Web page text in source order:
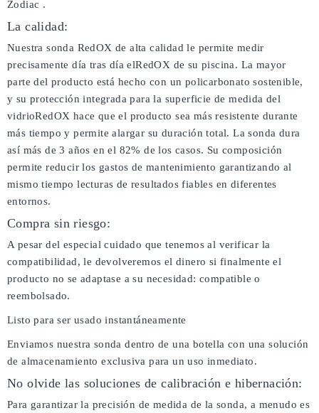
Zodiac .
La calidad:
Nuestra sonda RedOX de alta calidad le permite medir
precisamente día tras día elRedOX de su piscina. La mayor
parte del producto está hecho con un policarbonato sostenible,
y su protección integrada para la superficie de medida del
vidrioRedOX hace que el producto sea más resistente durante
más tiempo y permite alargar su duración total. La sonda dura
así más de 3 años en el 82% de los casos. Su composición
permite reducir los gastos de mantenimiento garantizando al
mismo tiempo lecturas de resultados fiables en diferentes
entornos.
Compra sin riesgo:
A pesar del especial cuidado que tenemos al verificar la
compatibilidad, le devolveremos el dinero si finalmente el
producto no se adaptase a su necesidad: compatible o
reembolsado.
Listo para ser usado instantáneamente
Enviamos nuestra sonda dentro de una botella con una solución
de almacenamiento exclusiva para un uso inmediato.
No olvide las soluciones de calibración e hibernación:
Para garantizar la precisión de medida de la sonda, a menudo es